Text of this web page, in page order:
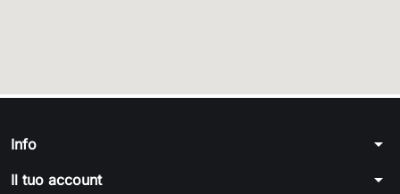
Info arrow_drop_down
Il tuo account arrow_drop_down